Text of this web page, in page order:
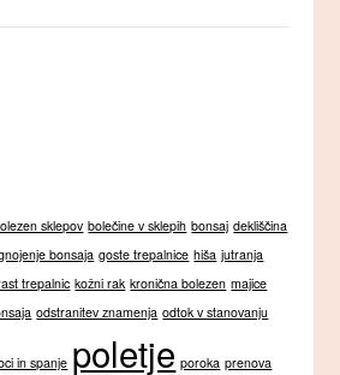
sklepov bolečine v sklepih bonsaj dekliščina
bonsaja goste trepalnice hiša jutranja
trepalnic kožni rak kronična bolezen majice
odstranitev znamenja odtok v stanovanju
in spanje poletje poroka prenova